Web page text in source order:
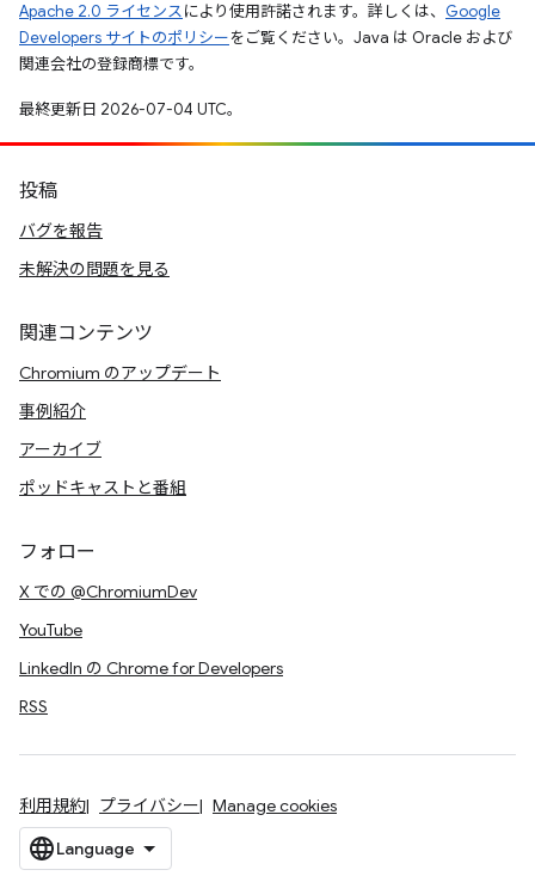
Apache 2.0 ライセンスにより使用許諾されます。詳しくは、 Google
Developers サイトのポリシーをご覧ください。Java は Oracle および
関連会社の登録商標です。
最終更新日 2026-07-04 UTC。
投稿
バグを報告
未解決の問題を見る
関連コンテンツ
Chromium のアップデート
事例紹介
アーカイブ
ポッドキャストと番組
フォロー
X での @ChromiumDev
YouTube
LinkedIn の Chrome for Developers
RSS
利用規約 プライバシー Manage cookies